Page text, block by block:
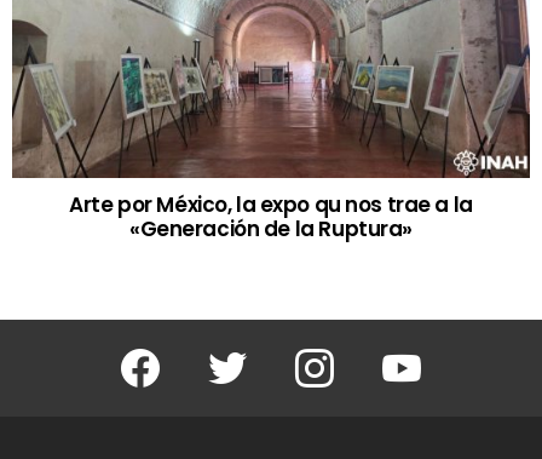
Arte por México, la expo qu nos trae a la
«Generación de la Ruptura»
Facebook Twitter Instagram Youtube